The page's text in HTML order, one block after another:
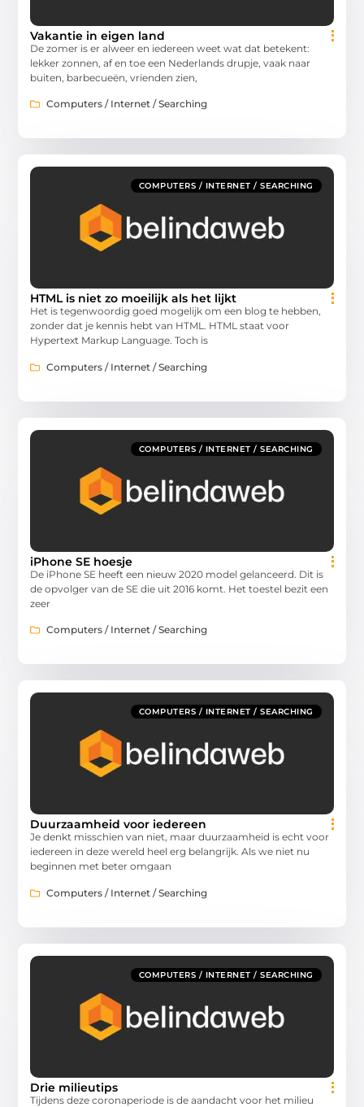
Vakantie in eigen land
De zomer is er alweer en iedereen weet wat dat betekent:
lekker zonnen, af en toe een Nederlands drupje, vaak naar
buiten, barbecueën, vrienden zien,
Computers / Internet / Searching
COMPUTERS / INTERNET / SEARCHING
HTML is niet zo moeilijk als het lijkt
Het is tegenwoordig goed mogelijk om een blog te hebben,
zonder dat je kennis hebt van HTML. HTML staat voor
Hypertext Markup Language. Toch is
Computers / Internet / Searching
COMPUTERS / INTERNET / SEARCHING
iPhone SE hoesje
De iPhone SE heeft een nieuw 2020 model gelanceerd. Dit is
de opvolger van de SE die uit 2016 komt. Het toestel bezit een
zeer
Computers / Internet / Searching
COMPUTERS / INTERNET / SEARCHING
Duurzaamheid voor iedereen
Je denkt misschien van niet, maar duurzaamheid is echt voor
iedereen in deze wereld heel erg belangrijk. Als we niet nu
beginnen met beter omgaan
Computers / Internet / Searching
COMPUTERS / INTERNET / SEARCHING
Drie milieutips
Tijdens deze coronaperiode is de aandacht voor het milieu